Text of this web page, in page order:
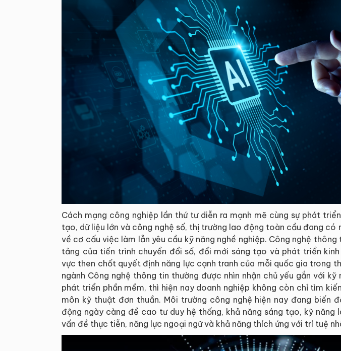
Cách mạng công nghiệp lần thứ tư diễn ra mạnh mẽ cùng sự phát
tạo, dữ liệu lớn và công nghệ số, thị trường lao động toàn cầu đang có
về cơ cấu việc làm lẫn yêu cầu kỹ năng nghề nghiệp. Công nghệ
tảng của tiến trình chuyển đổi số, đổi mới sáng tạo và phát triển
vực then chốt quyết định năng lực cạnh tranh của mỗi quốc gia trong
ngành Công nghệ thông tin thường được nhìn nhận chủ yếu gắn với
phát triển phần mềm, thì hiện nay doanh nghiệp không còn chỉ tìm
môn kỹ thuật đơn thuần. Môi trường công nghệ hiện nay đang biến
động ngày càng đề cao tư duy hệ thống, khả năng sáng tạo, kỹ năng
vấn đề thực tiễn, năng lực ngoại ngữ và khả năng thích ứng với trí tuệ